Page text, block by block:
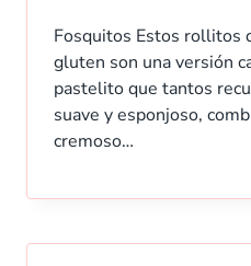
Fosquitos Estos rollitos
gluten son una versión
pastelito que tantos
suave y esponjoso,
cremoso…